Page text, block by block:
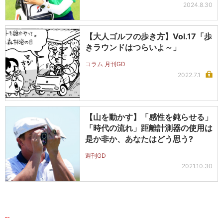
2024.8.30
【大人ゴルフの歩き方】Vol.17「歩
きラウンドはつらいよ～」
コラム 月刊GD
2022.7.1
【山を動かす】「感性を鈍らせる」
「時代の流れ」距離計測器の使用は
是か非か、あなたはどう思う?
週刊GD
2021.10.30